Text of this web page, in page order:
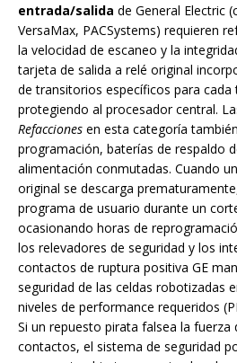
entrada/salida de General Electric
VersaMax, PACSystems) requieren
la velocidad de escaneo y la
tarjeta de salida a relé original
de transitorios específicos para cada
protegiendo al procesador central.
Refacciones en esta categoría
programación, baterías de respaldo
alimentación conmutadas. Cuando
original se descarga
programa de usuario durante un
ocasionando horas de
los relevadores de seguridad y los
contactos de ruptura positiva GE
seguridad de las celdas robotizadas
niveles de performance requeridos
Si un repuesto pirata falsea la fuerza
contactos, el sistema de seguridad